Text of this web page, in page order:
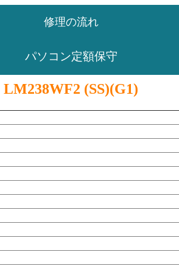
修理の流れ
パソコン定額保守
LM238WF2 (SS)(G1)